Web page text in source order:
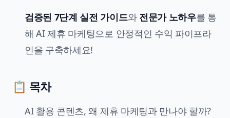
검증된 7단계 실전 가이드와 전문가 노하우를 통
해 AI 제휴 마케팅으로 안정적인 수익 파이프라
인을 구축하세요!
📋 목차
AI 활용 콘텐츠, 왜 제휴 마케팅과 만나야 할까?